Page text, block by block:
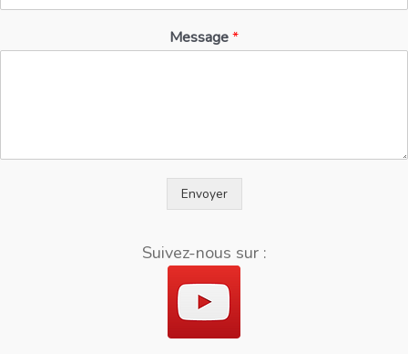
Message*
Envoyer
Suivez-nous sur :